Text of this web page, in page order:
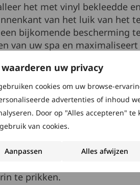
waarderen uw privacy
cookies om uw browse-
advertenties of inhoud
Door op "Alles accepteren" te
van cookies.
Aanpassen Alles afwijzen
het met vinyl bekleedde
van het luik van het
bijkomende bescherming
van uw spa en
of uw afdekking optimaal
dat de afsluiting goed dicht
u tekens van uitzakken,
voor uw spa.
regelmatig van uw
te prikken.